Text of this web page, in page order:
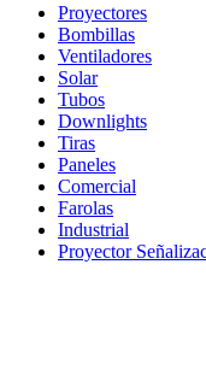
Proyectores
Bombillas
Ventiladores
Solar
Tubos
Downlights
Tiras
Paneles
Comercial
Farolas
Industrial
Proyector